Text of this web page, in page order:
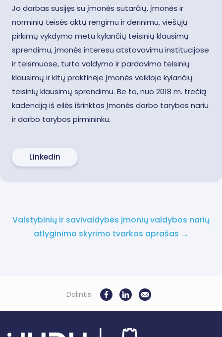
Jo darbas susijęs su įmonės sutarčių, įmonės ir
norminių teisės aktų rengimu ir derinimu, viešųjų
pirkimų vykdymo metu kylančių teisinių klausimų
sprendimu, įmonės interesu atstovavimu institucijose
ir teismuose, turto valdymo ir pardavimo teisinių
klausimų ir kitų praktinėje Įmonės veikloje kylančių
teisinių klausimų sprendimu. Be to, nuo 2018 m. trečią
kadenciją iš eilės išrinktas Įmonės darbo tarybos nariu
ir darbo tarybos pirmininku.
Linkedin
Valstybinių ir savivaldybės įmonių valdybos narių
atlyginimo skyrimo tvarkos aprašas →
Dalintis: